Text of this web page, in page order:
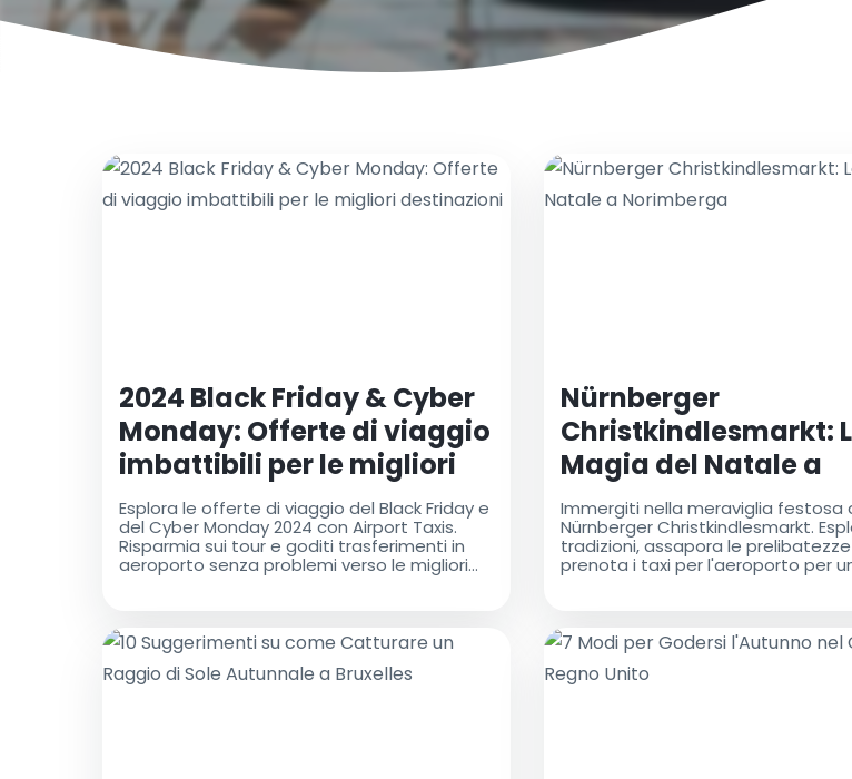
2024 Black Friday & Cyber
Monday: Offerte di viaggio
imbattibili per le migliori
destinazioni
Esplora le offerte di viaggio del Black Friday e
del Cyber Monday 2024 con Airport Taxis.
Risparmia sui tour e goditi trasferimenti in
aeroporto senza problemi verso le migliori
Nürnberger
Christkindlesmarkt:
Magia del Natale a
Norimberga
Immergiti nella meraviglia festosa
Nürnberger Christkindlesmarkt.
tradizioni, assapora le
prenota i taxi per l'aeroporto per